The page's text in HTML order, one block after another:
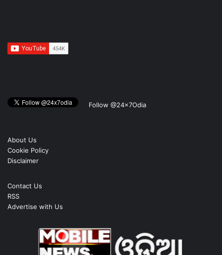
Follow @24x7Odia
About Us
Cookie Policy
Disclaimer
Contact Us
RSS
Advertise with Us